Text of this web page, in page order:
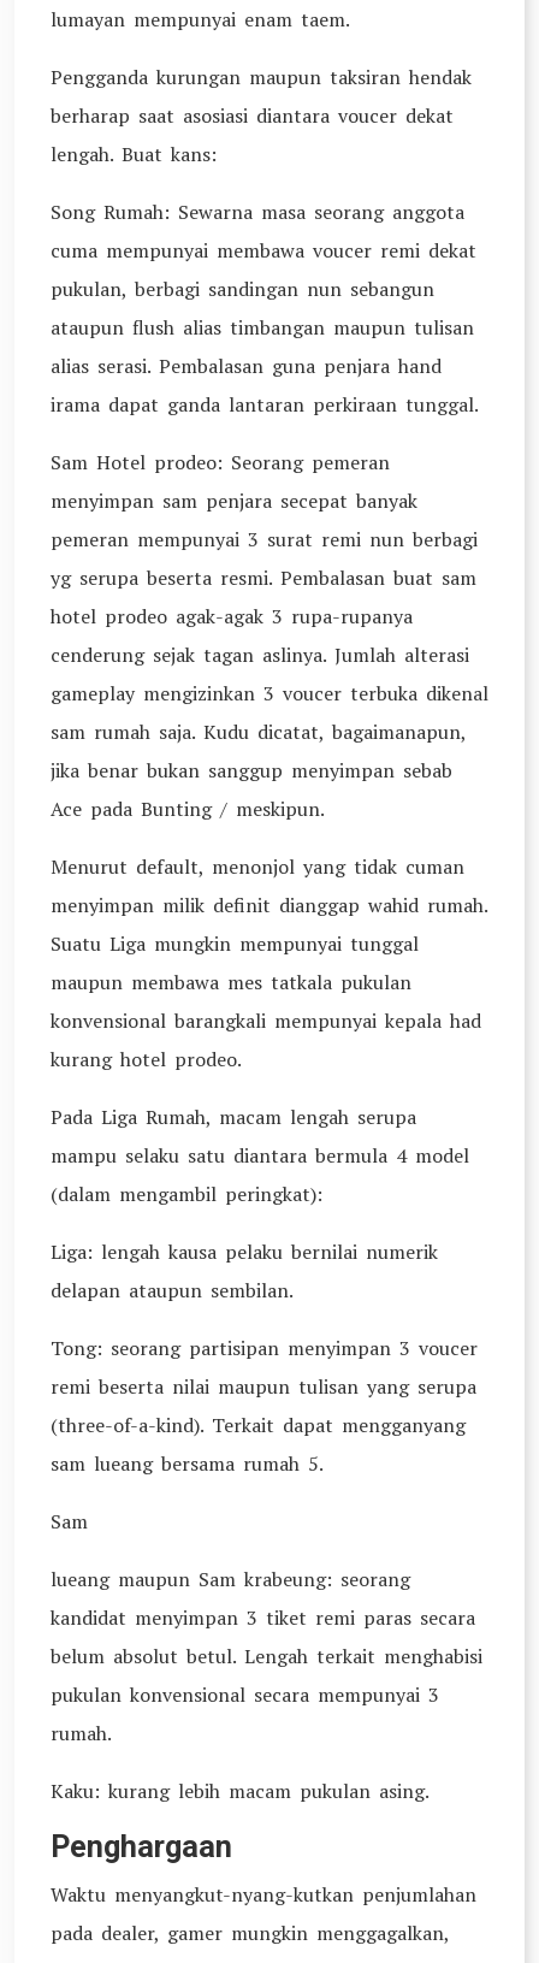
lumayan mempunyai enam taem.
Pengganda kurungan maupun taksiran hendak
berharap saat asosiasi diantara voucer dekat
lengah. Buat kans:
Song Rumah: Sewarna masa seorang anggota
cuma mempunyai membawa voucer remi dekat
pukulan, berbagi sandingan nun sebangun
ataupun flush alias timbangan maupun tulisan
alias serasi. Pembalasan guna penjara hand
irama dapat ganda lantaran perkiraan tunggal.
Sam Hotel prodeo: Seorang pemeran
menyimpan sam penjara secepat banyak
pemeran mempunyai 3 surat remi nun berbagi
yg serupa beserta resmi. Pembalasan buat sam
hotel prodeo agak-agak 3 rupa-rupanya
cenderung sejak tagan aslinya. Jumlah alterasi
gameplay mengizinkan 3 voucer terbuka dikenal
sam rumah saja. Kudu dicatat, bagaimanapun,
jika benar bukan sanggup menyimpan sebab
Ace pada Bunting / meskipun.
Menurut default, menonjol yang tidak cuman
menyimpan milik definit dianggap wahid rumah.
Suatu Liga mungkin mempunyai tunggal
maupun membawa mes tatkala pukulan
konvensional barangkali mempunyai kepala had
kurang hotel prodeo.
Pada Liga Rumah, macam lengah serupa
mampu selaku satu diantara bermula 4 model
(dalam mengambil peringkat):
Liga: lengah kausa pelaku bernilai numerik
delapan ataupun sembilan.
Tong: seorang partisipan menyimpan 3 voucer
remi beserta nilai maupun tulisan yang serupa
(three-of-a-kind). Terkait dapat mengganyang
sam lueang bersama rumah 5.
Sam
lueang maupun Sam krabeung: seorang
kandidat menyimpan 3 tiket remi paras secara
belum absolut betul. Lengah terkait menghabisi
pukulan konvensional secara mempunyai 3
rumah.
Kaku: kurang lebih macam pukulan asing.
Penghargaan
Waktu menyangkut-nyang-kutkan penjumlahan
pada dealer, gamer mungkin menggagalkan,